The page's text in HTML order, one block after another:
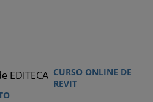
CURSO ONLINE DE
REVIT